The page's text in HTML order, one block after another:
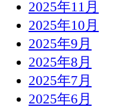
2025年11月
2025年10月
2025年9月
2025年8月
2025年7月
2025年6月